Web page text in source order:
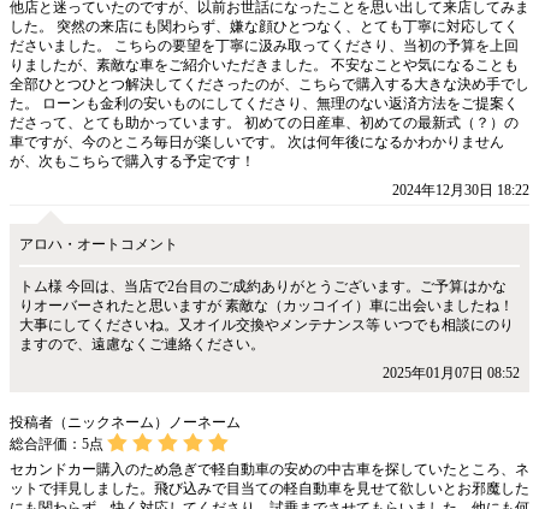
他店と迷っていたのですが、以前お世話になったことを思い出して来店してみま
した。 突然の来店にも関わらず、嫌な顔ひとつなく、とても丁寧に対応してく
ださいました。 こちらの要望を丁寧に汲み取ってくださり、当初の予算を上回
りましたが、素敵な車をご紹介いただきました。 不安なことや気になることも
全部ひとつひとつ解決してくださったのが、こちらで購入する大きな決め手でし
た。 ローンも金利の安いものにしてくださり、無理のない返済方法をご提案く
ださって、とても助かっています。 初めての日産車、初めての最新式（？）の
車ですが、今のところ毎日が楽しいです。 次は何年後になるかわかりません
が、次もこちらで購入する予定です！
2024年12月30日 18:22
アロハ・オートコメント
トム様 今回は、当店で2台目のご成約ありがとうございます。ご予算はかな
りオーバーされたと思いますが 素敵な（カッコイイ）車に出会いましたね！
大事にしてくださいね。又オイル交換やメンテナンス等 いつでも相談にのり
ますので、遠慮なくご連絡ください。
2025年01月07日 08:52
投稿者（ニックネーム）ノーネーム
総合評価： 5点
セカンドカー購入のため急ぎで軽自動車の安めの中古車を探していたところ、ネ
ットで拝見しました。飛び込みで目当ての軽自動車を見せて欲しいとお邪魔した